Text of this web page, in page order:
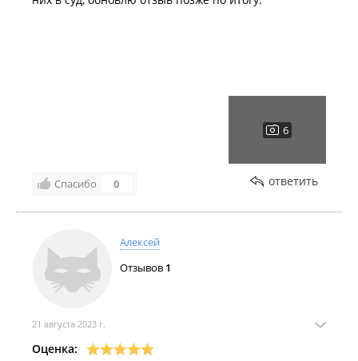
Спасибо 0 ответить
Алексей
Отзывов 1
21 августа 2023 г.
Оценка: